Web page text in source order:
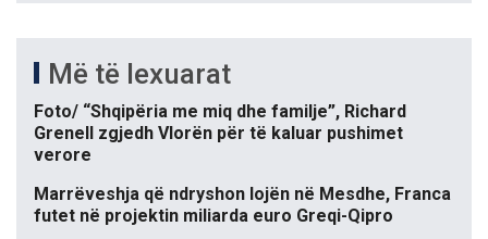
Më të lexuarat
Foto/ “Shqipëria me miq dhe familje”, Richard
Grenell zgjedh Vlorën për të kaluar pushimet
verore
Marrëveshja që ndryshon lojën në Mesdhe, Franca
futet në projektin miliarda euro Greqi-Qipro